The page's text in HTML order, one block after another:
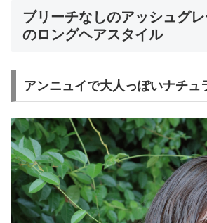
ブリーチなしのアッシュグ
のロングヘアスタイル
アンニュイで大人っぽいナチュ